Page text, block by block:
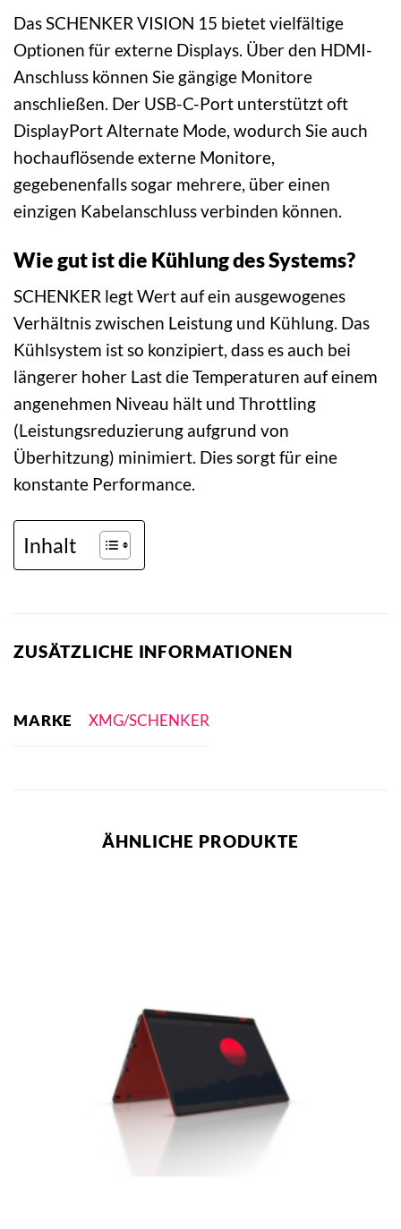
Das SCHENKER VISION 15 bietet vielfältige
Optionen für externe Displays. Über den HDMI-
Anschluss können Sie gängige Monitore
anschließen. Der USB-C-Port unterstützt oft
DisplayPort Alternate Mode, wodurch Sie auch
hochauflösende externe Monitore,
gegebenenfalls sogar mehrere, über einen
einzigen Kabelanschluss verbinden können.
Wie gut ist die Kühlung des Systems?
SCHENKER legt Wert auf ein ausgewogenes
Verhältnis zwischen Leistung und Kühlung. Das
Kühlsystem ist so konzipiert, dass es auch bei
längerer hoher Last die Temperaturen auf einem
angenehmen Niveau hält und Throttling
(Leistungsreduzierung aufgrund von
Überhitzung) minimiert. Dies sorgt für eine
konstante Performance.
Inhalt
ZUSÄTZLICHE INFORMATIONEN
MARKE XMG/SCHENKER
ÄHNLICHE PRODUKTE